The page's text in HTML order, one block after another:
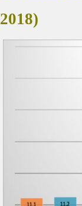
2018)